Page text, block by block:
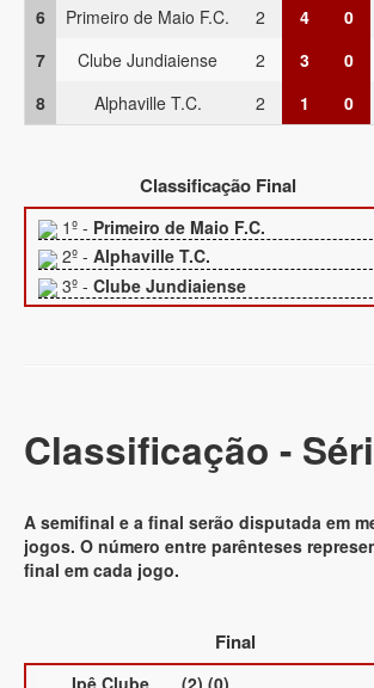
6
Primeiro de Maio F.C. 2 4 0
7
Clube Jundiaiense 2 3 0
8
Alphaville T.C. 2 1 0
Classificação Final
1º - Primeiro de Maio F.C.
2º - Alphaville T.C.
3º - Clube Jundiaiense
Classificação -
A semifinal e a final serão disputada em
jogos. O número entre parênteses
final em cada jogo.
Final